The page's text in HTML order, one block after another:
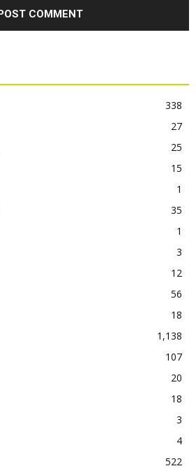
338
27
25
15
1
35
1
3
12
56
18
1,138
107
20
18
3
4
522